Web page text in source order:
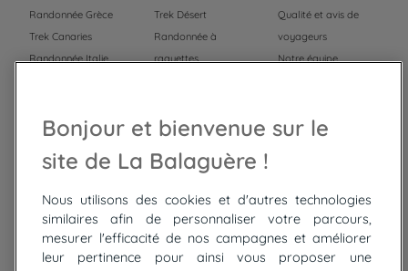
Randonnée Grèce
Trek Canaries
Randonnée Italie
Trek Mauritanie
Trek Désert
Randonnée à
raquettes
Trek
Qualité et avis de
voyageurs
Notre équipe
Top
circuits
Tour du lac de Constance à vélo
Cyclades : Amorgos et Naxos
Bonjour et bienvenue sur le
site de La Balaguère !
Nous utilisons des cookies et d'autres technologies
similaires afin de personnaliser votre parcours,
mesurer l'efficacité de nos campagnes et améliorer
leur pertinence pour ainsi vous proposer une